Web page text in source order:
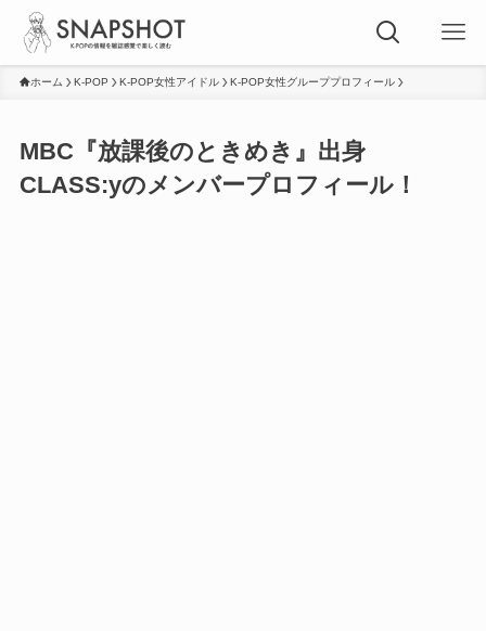
ホーム K-POP K-POP女性アイドル K-POP女性グループプロフィール
MBC『放課後のときめき』出身
CLASS:yのメンバープロフィール！